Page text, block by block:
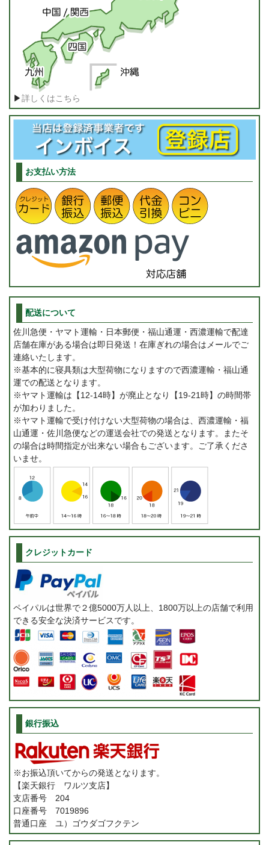
▶詳しくはこちら
お支払い方法
配送について
佐川急便・ヤマト運輸・日本郵便・福山通運・西濃運輸で配達
店舗在庫がある場合は即日発送！在庫ぎれの場合はメールでご
連絡いたします。
※基本的に寝具類は大型荷物になりますので西濃運輸・福山通
運での配送となります。
※ヤマト運輸は【12-14時】が廃止となり【19-21時】の時間帯
が加わりました。
※ヤマト運輸で受け付けない大型荷物の場合は、西濃運輸・福
山通運・佐川急便などの運送会社での発送となります。またそ
の場合は時間指定が出来ない場合もございます。ご了承くださ
いませ。
クレジットカード
ペイパルは世界で２億5000万人以上、1800万以上の店舗で利用
できる安全な決済サービスです。
銀行振込
※お振込頂いてからの発送となります。
【楽天銀行 ワルツ支店】
支店番号 204
口座番号 7019896
普通口座 ユ）ゴウダゴフクテン